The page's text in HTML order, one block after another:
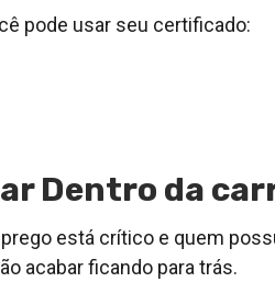
pode usar seu certificado:
Dentro da
está crítico e quem
acabar ficando para trás.